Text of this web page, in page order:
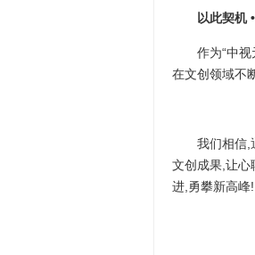
以此契机•
作为“中视元
在文创领域不
我们相信,通
文创成果,让心
进,勇攀新高峰!